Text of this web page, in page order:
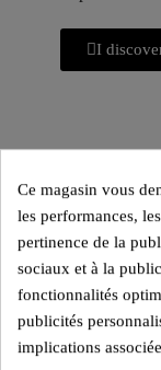
I
Das Modell
hergestellt in
französischen
Abmessungen:
Ce magasin vous
les performances,
pertinence de la
sociaux et à la
fonctionnalités
publicités
implications